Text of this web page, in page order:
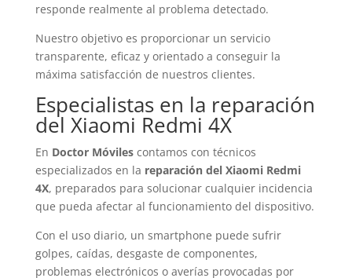
responde realmente al problema detectado.
Nuestro objetivo es proporcionar un servicio
transparente, eficaz y orientado a conseguir la
máxima satisfacción de nuestros clientes.
Especialistas en la reparación
del Xiaomi Redmi 4X
En Doctor Móvilescontamos con técnicos
especializados en la reparación del Xiaomi Redmi
4X, preparados para solucionar cualquier incidencia
que pueda afectar al funcionamiento del dispositivo.
Con el uso diario, un smartphone puede sufrir
golpes, caídas, desgaste de componentes,
problemas electrónicos o averías provocadas por